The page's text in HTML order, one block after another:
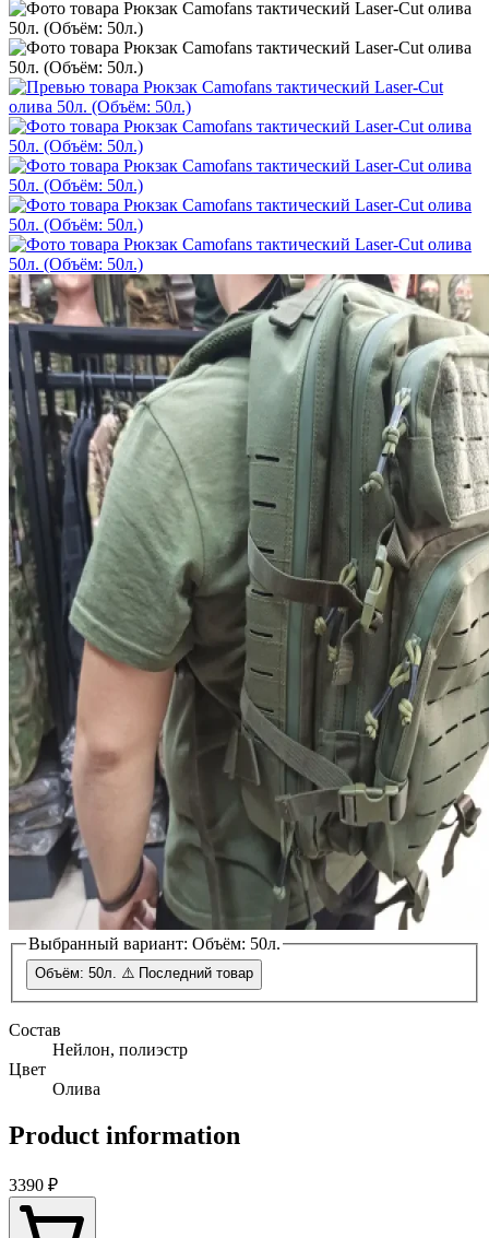
Выбранный вариант: Объём: 50л.
Объём: 50л. ⚠️ Последний товар
Состав
Нейлон, полиэстр
Цвет
Олива
Product information
3390 ₽